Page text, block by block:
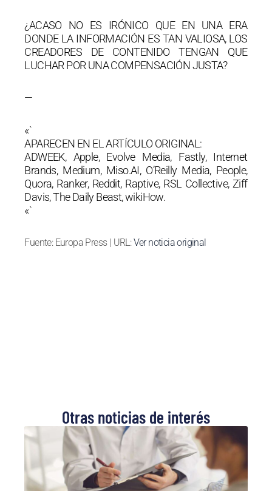
¿ACASO NO ES IRÓNICO QUE EN UNA ERA
DONDE LA INFORMACIÓN ES TAN VALIOSA, LOS
CREADORES DE CONTENIDO TENGAN QUE
LUCHAR POR UNA COMPENSACIÓN JUSTA?
—
«`
APARECEN EN EL ARTÍCULO ORIGINAL:
ADWEEK, Apple, Evolve Media, Fastly, Internet
Brands, Medium, Miso.AI, O’Reilly Media, People,
Quora, Ranker, Reddit, Raptive, RSL Collective, Ziff
Davis, The Daily Beast, wikiHow.
«`
Fuente: Europa Press | URL:Ver noticia original
Otras noticias de interés